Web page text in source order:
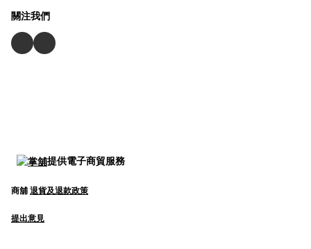
關注我們
提供電子商貿服務
商舖 退貨及退款政策
提出意見